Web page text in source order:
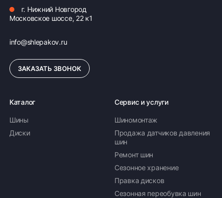
г. Нижний Новгород
Московское шоссе, 22 к1
info@shlepakov.ru
ЗАКАЗАТЬ ЗВОНОК
Каталог
Шины
Диски
Сервис и услуги
Шиномонтаж
Продажа датчиков давления
шин
Ремонт шин
Сезонное хранение
Правка дисков
Сезонная переобувка шин